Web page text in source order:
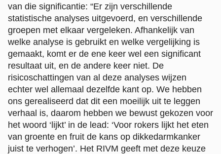
van die significantie: “Er zijn verschillende
statistische analyses uitgevoerd, en verschillende
groepen met elkaar vergeleken. Afhankelijk van
welke analyse is gebruikt en welke vergelijking is
gemaakt, komt er de ene keer wel een significant
resultaat uit, en de andere keer niet. De
risicoschattingen van al deze analyses wijzen
echter wel allemaal dezelfde kant op. We hebben
ons gerealiseerd dat dit een moeilijk uit te leggen
verhaal is, daarom hebben we bewust gekozen voor
het woord ‘lijkt’ in de lead: ‘Voor rokers lijkt het eten
van groente en fruit de kans op dikkedarmkanker
juist te verhogen’. Het RIVM geeft met deze keuze